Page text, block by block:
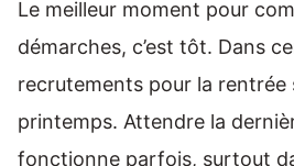
Le meilleur moment pour
démarches, c’est tôt. Dans
recrutements pour la rentrée
printemps. Attendre la
fonctionne parfois, surtout